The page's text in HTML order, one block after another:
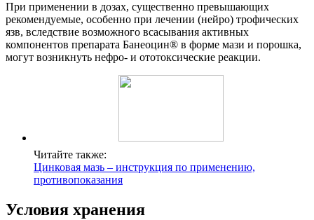
При применении в дозах, существенно превышающих
рекомендуемые, особенно при лечении (нейро) трофических
язв, вследствие возможного всасывания активных
компонентов препарата Банеоцин® в форме мази и порошка,
могут возникнуть нефро- и ототоксические реакции.
Читайте также:
Цинковая мазь – инструкция по применению,
противопоказания
Условия хранения